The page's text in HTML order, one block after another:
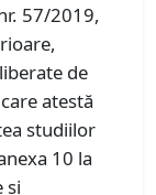
57/2019,
de
atestă
studiilor
10 la
și